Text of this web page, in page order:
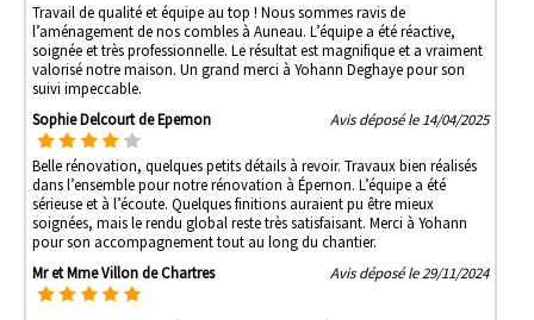
Travail de qualité et équipe au top ! Nous sommes ravis de
l’aménagement de nos combles à Auneau. L’équipe a été réactive,
soignée et très professionnelle. Le résultat est magnifique et a vraiment
valorisé notre maison. Un grand merci à Yohann Deghaye pour son
suivi impeccable.
Sophie Delcourt de Epernon
Avis déposé le 14/04/2025
Belle rénovation, quelques petits détails à revoir. Travaux bien réalisés
dans l’ensemble pour notre rénovation à Épernon. L’équipe a été
sérieuse et à l’écoute. Quelques finitions auraient pu être mieux
soignées, mais le rendu global reste très satisfaisant. Merci à Yohann
pour son accompagnement tout au long du chantier.
Mr et Mme Villon de Chartres
Avis déposé le 29/11/2024